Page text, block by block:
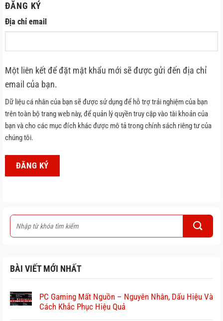
ĐĂNG KÝ
Địa chỉ email
buộc
Một liên kết để đặt mật khẩu mới sẽ được gửi đến địa chỉ
email của bạn.
Dữ liệu cá nhân của bạn sẽ được sử dụng để hỗ trợ trải nghiệm của bạn
trên toàn bộ trang web này, để quản lý quyền truy cập vào tài khoản của
bạn và cho các mục đích khác được mô tả trong chính sách riêng tư của
chúng tôi.
ĐĂNG KÝ
BÀI VIẾT MỚI NHẤT
PC Gaming Mất Nguồn – Nguyên Nhân, Dấu Hiệu Và
Cách Khắc Phục Hiệu Quả